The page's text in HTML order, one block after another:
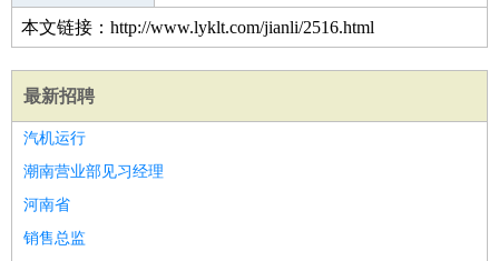
本文链接：http://www.lyklt.com/jianli/2516.html
最新招聘
汽机运行
潮南营业部见习经理
河南省
销售总监